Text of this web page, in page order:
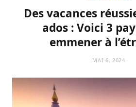
Des vacances
ados : Voici 3
emmener à
MAI 6, 2024